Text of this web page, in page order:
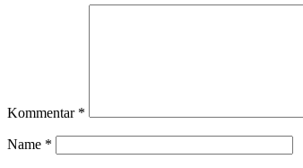
Kommentar *
Name *